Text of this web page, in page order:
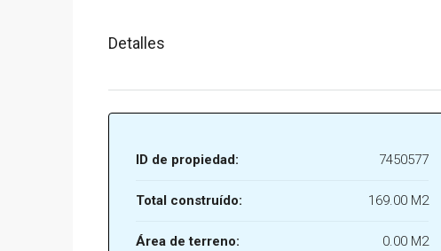
Detalles
ID de propiedad: 7450577
Total construído: 169.00 M2
Área de terreno: 0.00 M2